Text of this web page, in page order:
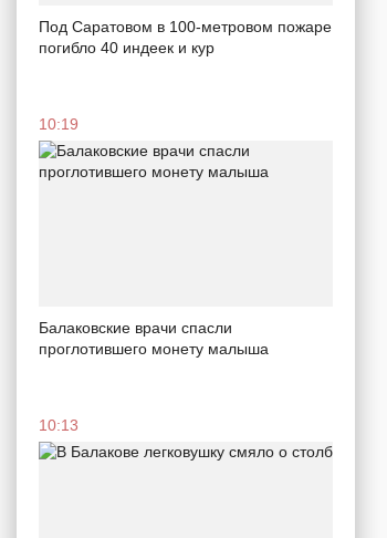
Под Саратовом в 100-метровом пожаре
погибло 40 индеек и кур
10:19
Балаковские врачи спасли
проглотившего монету малыша
10:13